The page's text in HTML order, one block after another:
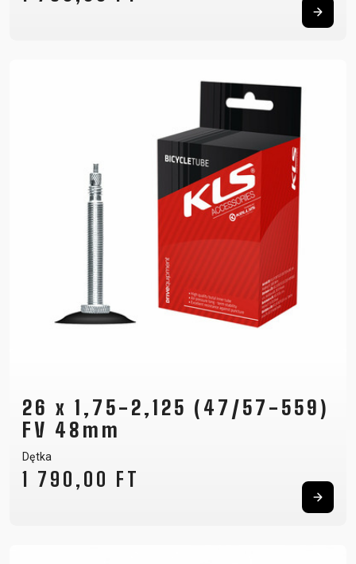
26 x 1,75-2,125 (47/57-559)
FV 48mm
Dętka
1 790,00 FT